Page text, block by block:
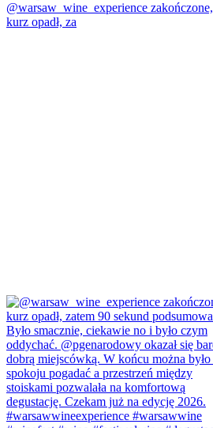
@warsaw_wine_experience zakończone,
kurz opadł, za